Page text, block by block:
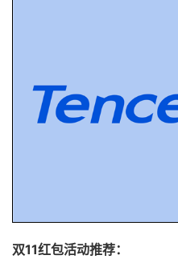
双11红包活动推荐：